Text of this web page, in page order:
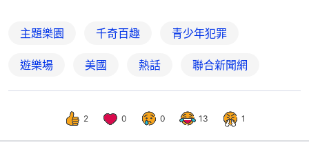
主題樂園 千奇百趣 青少年犯罪
遊樂場 美國 熱話 聯合新聞網
2 0 0 13 1